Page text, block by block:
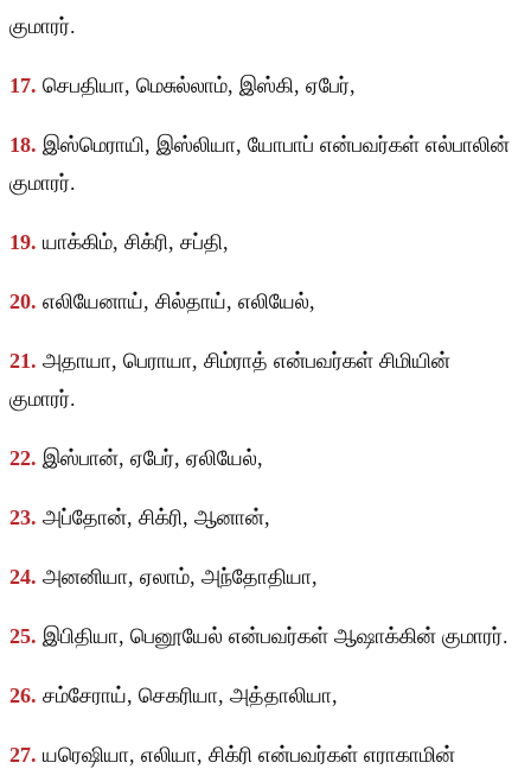
குமாரர்.
17. செபதியா, மெசுல்லாம், இஸ்கி, ஏபேர்,
18. இஸ்மெராயி, இஸ்லியா, யோபாப் என்பவர்கள் எல்பாலின்
குமாரர்.
19. யாக்கிம், சிக்ரி, சப்தி,
20. எலியேனாய், சில்தாய், எலியேல்,
21. அதாயா, பெராயா, சிம்ராத் என்பவர்கள் சிமியின்
குமாரர்.
22. இஸ்பான், ஏபேர், ஏலியேல்,
23. அப்தோன், சிக்ரி, ஆனான்,
24. அனனியா, ஏலாம், அந்தோதியா,
25. இபிதியா, பெனூயேல் என்பவர்கள் ஆஷாக்கின் குமாரர்.
26. சம்சேராய், செகரியா, அத்தாலியா,
27. யரெஷியா, எலியா, சிக்ரி என்பவர்கள் எராகாமின்